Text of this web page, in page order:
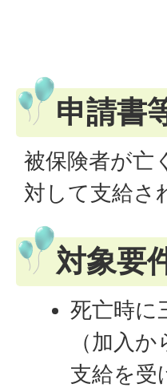
申請書
被保険者が亡
対して支給さ
対象要
死亡時に
（加入
支給を受